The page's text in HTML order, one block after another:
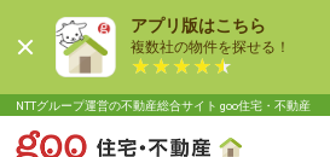
アプリ版はこちら
複数社の物件を探せる！
NTTグループ運営の不動産総合サイト goo住宅・不動産